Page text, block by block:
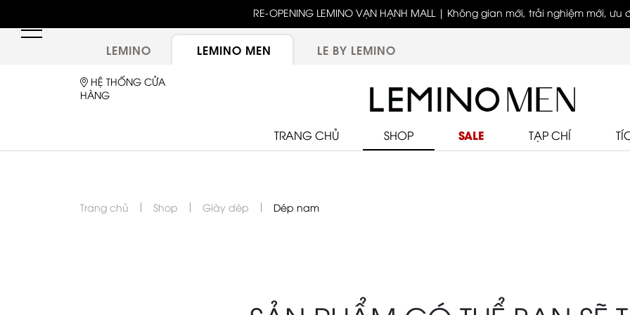
túi LEMINO với logo Double L mới sau một thập kỷ
RE-OPENING LEMINO VẠN HẠNH MALL | Không gian mới, trải nghiệm mới, ưu
biệt
LEMINO LEMINO MEN LE BY LEMINO
HỆ THỐNG CỬA
HÀNG
TRANG CHỦ SHOP SALE TẠP CHÍ
Trang chủ Shop Giày dép Dép nam